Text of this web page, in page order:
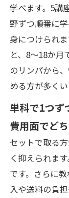
学べます。5講
野ずつ順番に
身につけられ
と、8〜18か月
のリンパから
める方が多くい
単科で1つず
費用面でど
セットで取る
く抑えられま
です。さらに
入や送料の負